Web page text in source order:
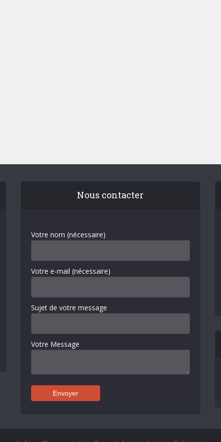
Nous contacter
Votre nom (nécessaire)
Votre e-mail (nécessaire)
Sujet de votre message
Votre Message